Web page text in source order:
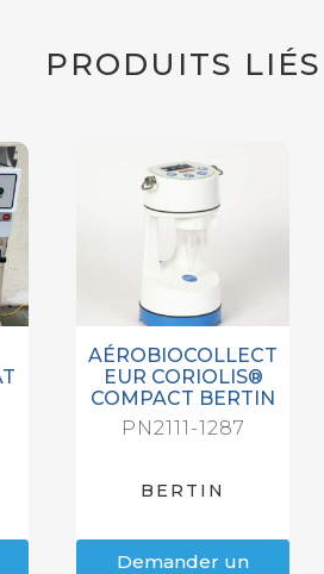
PRODUITS LIÉS
AÉROBIOCOLLECT
EUR CORIOLIS®
COMPACT BERTIN
PN2111-1287
BERTIN
Demander un